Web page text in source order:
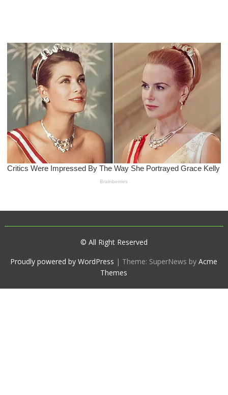
© All Right Reserved
Proudly powered by WordPress | Theme: SuperNews byAcme
Themes